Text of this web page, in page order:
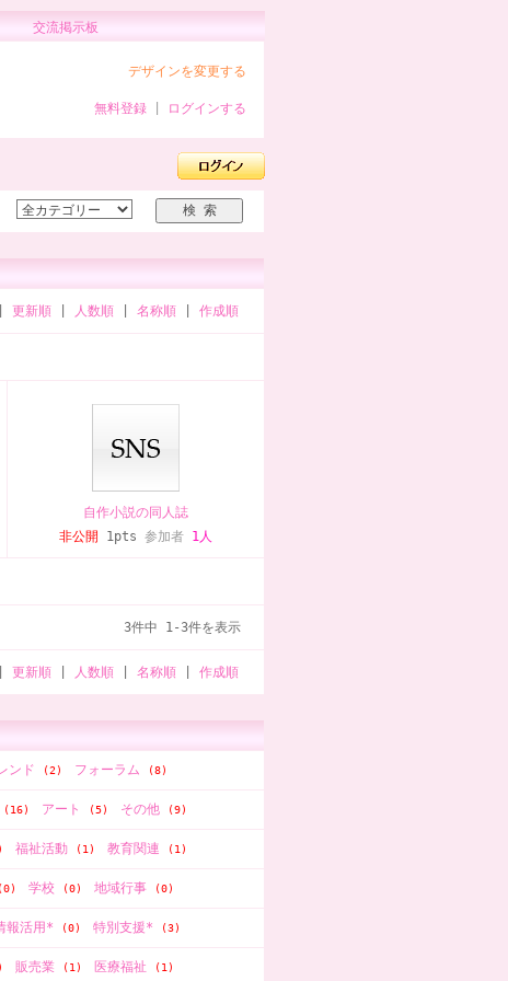
流掲示板
デザインを変更する
無料登録 ログインする
更新順 人数順 名称順 作成順
自作小説の同人誌
非公開 1pts 参加者 1人
3件中 1-3件を表示
更新順 人数順 名称順 作成順
ンド (2) フォーラム (8)
(16) アート (5) その他 (9)
福祉活動 (1) 教育関連 (1)
(0) 学校 (0) 地域行事 (0)
報活用* (0) 特別支援* (3)
販売業 (1) 医療福祉 (1)